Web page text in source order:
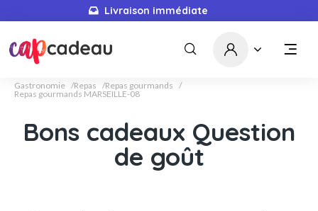
Livraison immédiate
Gastronomie Repas
Repas gourmands
Repas gourmands MARSEILLE-08
Bons cadeaux Question
de goût